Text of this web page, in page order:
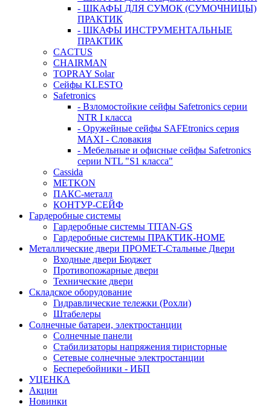
- ШКАФЫ ДЛЯ СУМОК (СУМОЧНИЦЫ)
ПРАКТИК
- ШКАФЫ ИНСТРУМЕНТАЛЬНЫЕ
ПРАКТИК
CACTUS
CHAIRMAN
TOPRAY Solar
Сейфы KLESTO
Safetronics
- Взломостойкие сейфы Safetronics серии
NTR I класса
- Оружейные сейфы SAFEtronics серия
MAXI - Словакия
- Мебельные и офисные сейфы Safetronics
серии NTL "S1 класса"
Cassida
METKON
ПАКС-металл
КОНТУР-СЕЙФ
Гардеробные системы
Гардеробные системы TITAN-GS
Гардеробные системы ПРАКТИК-HOME
Металлические двери ПРОМЕТ-Стальные Двери
Входные двери Бюджет
Противопожарные двери
Технические двери
Складское оборудование
Гидравлические тележки (Рохли)
Штабелеры
Солнечные батареи, электростанции
Солнечные панели
Стабилизаторы напряжения тиристорные
Сетевые солнечные электростанции
Бесперебойники - ИБП
УЦЕНКА
Акции
Новинки